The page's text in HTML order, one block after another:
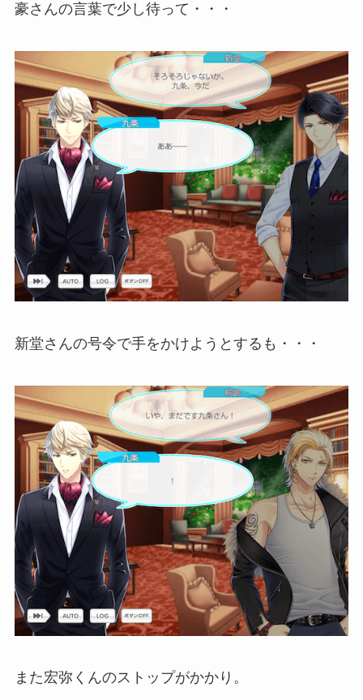
豪さんの言葉で少し待って・・・
新堂さんの号令で手をかけようとするも・・・
また宏弥くんのストップがかかり。